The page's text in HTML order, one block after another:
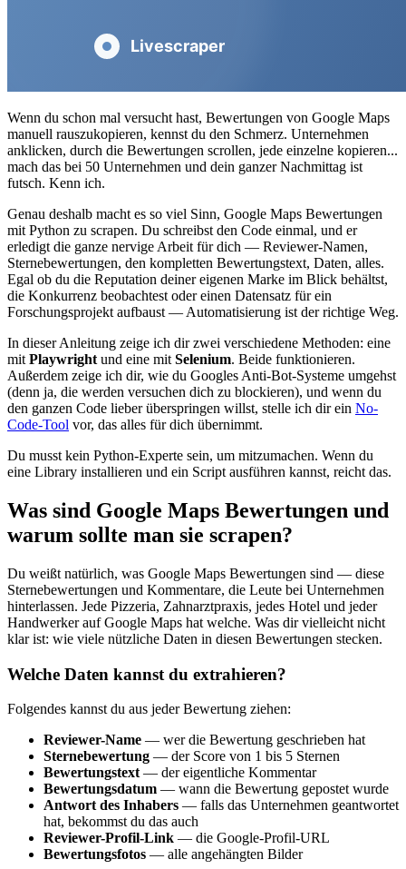
Wenn du schon mal versucht hast, Bewertungen von Google Maps
manuell rauszukopieren, kennst du den Schmerz. Unternehmen
anklicken, durch die Bewertungen scrollen, jede einzelne kopieren...
mach das bei 50 Unternehmen und dein ganzer Nachmittag ist
futsch. Kenn ich.
Genau deshalb macht es so viel Sinn, Google Maps Bewertungen
mit Python zu scrapen. Du schreibst den Code einmal, und er
erledigt die ganze nervige Arbeit für dich — Reviewer-Namen,
Sternebewertungen, den kompletten Bewertungstext, Daten, alles.
Egal ob du die Reputation deiner eigenen Marke im Blick behältst,
die Konkurrenz beobachtest oder einen Datensatz für ein
Forschungsprojekt aufbaust — Automatisierung ist der richtige Weg.
In dieser Anleitung zeige ich dir zwei verschiedene Methoden: eine
mit Playwright und eine mit Selenium. Beide funktionieren.
Außerdem zeige ich dir, wie du Googles Anti-Bot-Systeme umgehst
(denn ja, die werden versuchen dich zu blockieren), und wenn du
den ganzen Code lieber überspringen willst, stelle ich dir ein No-
Code-Tool vor, das alles für dich übernimmt.
Du musst kein Python-Experte sein, um mitzumachen. Wenn du
eine Library installieren und ein Script ausführen kannst, reicht das.
Was sind Google Maps Bewertungen und
warum sollte man sie scrapen?
Du weißt natürlich, was Google Maps Bewertungen sind — diese
Sternebewertungen und Kommentare, die Leute bei Unternehmen
hinterlassen. Jede Pizzeria, Zahnarztpraxis, jedes Hotel und jeder
Handwerker auf Google Maps hat welche. Was dir vielleicht nicht
klar ist: wie viele nützliche Daten in diesen Bewertungen stecken.
Welche Daten kannst du extrahieren?
Folgendes kannst du aus jeder Bewertung ziehen:
Reviewer-Name — wer die Bewertung geschrieben hat
Sternebewertung — der Score von 1 bis 5 Sternen
Bewertungstext — der eigentliche Kommentar
Bewertungsdatum — wann die Bewertung gepostet wurde
Antwort des Inhabers — falls das Unternehmen geantwortet
hat, bekommst du das auch
Reviewer-Profil-Link — die Google-Profil-URL
Bewertungsfotos — alle angehängten Bilder